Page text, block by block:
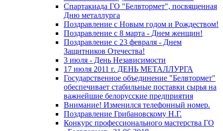
Спартакиада ГО "Белвтормет", посвященная
Дню металлурга
Поздравление с Новым годом и Рождеством!
Поздравление с 8 марта - Днем женщин!
Поздравление с 23 февраля - Днем
Защитников Отечества!
3 июля - День Независимости
17 июля 2011 г. ДЕНЬ МЕТАЛЛУРГА
Государственное объединение "Белвтормет"
обеспечивает стабильные поставки сырья на
важнейшие белорусские предприятия
Внимание! Изменился телефонный номер.
Поздравление Грибановскому Н.Г.
Конкурс профессионального мастерства ГО